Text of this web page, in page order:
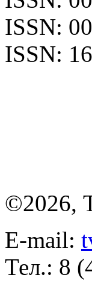
ISSN:
ISSN:
©2026,
E-mail:
Тел.: 8